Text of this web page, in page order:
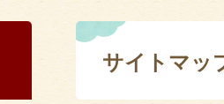
サイトマッ